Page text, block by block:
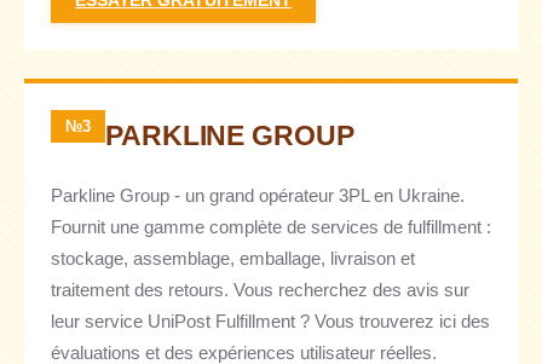
№3 PARKLINE GROUP
Parkline Group - un grand opérateur 3PL en Ukraine.
Fournit une gamme complète de services de fulfillment :
stockage, assemblage, emballage, livraison et
traitement des retours. Vous recherchez des avis sur
leur service UniPost Fulfillment ? Vous trouverez ici des
évaluations et des expériences utilisateur réelles.